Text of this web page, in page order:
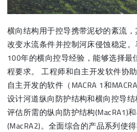
横向结构用于控导携带泥砂的紊流，
改变水流条件并控制河床侵蚀稳定
100年的横向控导经验，能够选择最
程要求。 工程师和自主开发软件协
自主开发的软件（MACRA 1和
设计河道纵向防护结构和横向控导
评估所需的纵向防护结构(MacRA1)
(MacRA2)。全面综合的产品系列使